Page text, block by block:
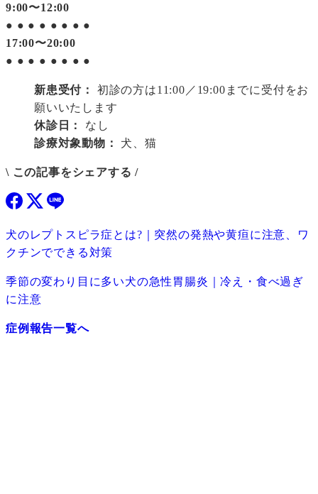
9:00〜12:00
● ● ● ● ● ● ● ●
17:00〜20:00
● ● ● ● ● ● ● ●
新患受付：
初診の方は11:00／19:00までに受付をお
願いいたします
休診日：
なし
診療対象動物：
犬、猫
\ この記事をシェアする /
犬のレプトスピラ症とは?｜突然の発熱や黄疸に注意、ワ
クチンでできる対策
季節の変わり目に多い犬の急性胃腸炎｜冷え・食べ過ぎ
に注意
症例報告一覧へ